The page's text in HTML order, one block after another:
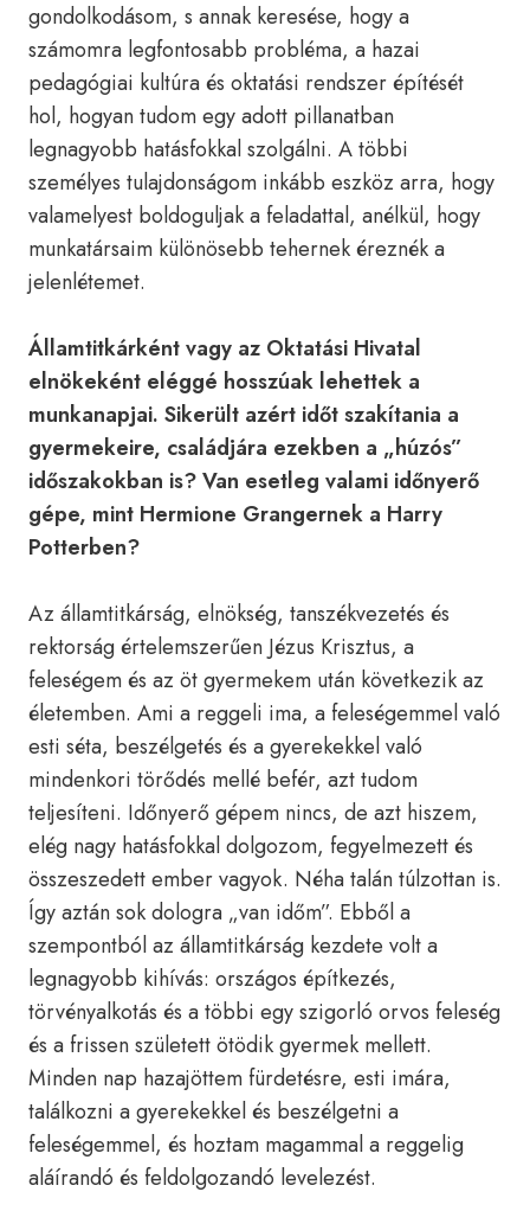
gondolkodásom, s annak keresése, hogy a
számomra legfontosabb probléma, a hazai
pedagógiai kultúra és oktatási rendszer építését
hol, hogyan tudom egy adott pillanatban
legnagyobb hatásfokkal szolgálni. A többi
személyes tulajdonságom inkább eszköz arra, hogy
valamelyest boldoguljak a feladattal, anélkül, hogy
munkatársaim különösebb tehernek éreznék a
jelenlétemet.
Államtitkárként vagy az Oktatási Hivatal
elnökeként eléggé hosszúak lehettek a
munkanapjai. Sikerült azért időt szakítania a
gyermekeire, családjára ezekben a „húzós”
időszakokban is? Van esetleg valami időnyerő
gépe, mint Hermione Grangernek a Harry
Potterben?
Az államtitkárság, elnökség, tanszékvezetés és
rektorság értelemszerűen Jézus Krisztus, a
feleségem és az öt gyermekem után következik az
életemben. Ami a reggeli ima, a feleségemmel való
esti séta, beszélgetés és a gyerekekkel való
mindenkori törődés mellé befér, azt tudom
teljesíteni. Időnyerő gépem nincs, de azt hiszem,
elég nagy hatásfokkal dolgozom, fegyelmezett és
összeszedett ember vagyok. Néha talán túlzottan is.
Így aztán sok dologra „van időm”. Ebből a
szempontból az államtitkárság kezdete volt a
legnagyobb kihívás: országos építkezés,
törvényalkotás és a többi egy szigorló orvos feleség
és a frissen született ötödik gyermek mellett.
Minden nap hazajöttem fürdetésre, esti imára,
találkozni a gyerekekkel és beszélgetni a
feleségemmel, és hoztam magammal a reggelig
aláírandó és feldolgozandó levelezést.